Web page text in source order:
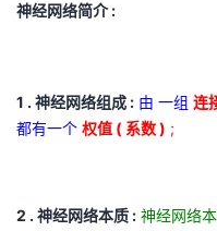
发
学
Programs
的
持
神经网络简介 :
1 . 神经网络组成 : 由 一组 连
都有一个 权值 ( 系数 ) ;
2 . 神经网络本质 : 神经网络